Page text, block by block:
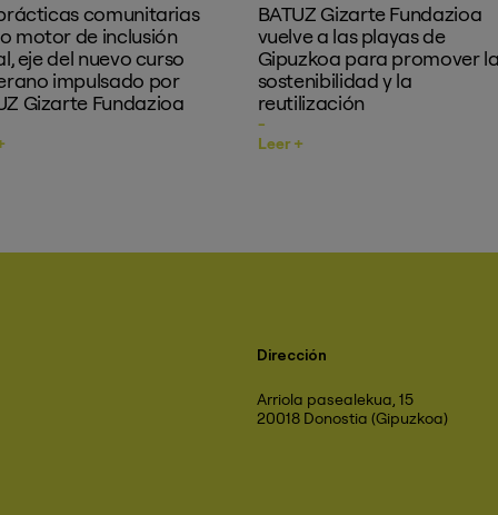
comunitarias
motor de inclusión
eje del nuevo curso
impulsado por
Gizarte Fundazioa
BATUZ Gizarte Fundazioa
vuelve a las playas de
Gipuzkoa para promover la
sostenibilidad y la
reutilización
Leer +
Dirección
Arriola pasealekua, 15
20018 Donostia (Gipuzkoa)